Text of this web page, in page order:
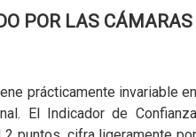
POR LAS CÁMARAS
prácticamente invariable en
El Indicador de Confianza